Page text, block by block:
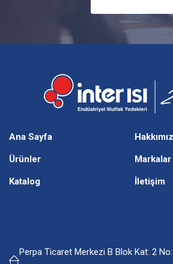
Ana Sayfa
Ürünler Markalar
Katalog İletişim
Perpa Ticaret Merkezi B Blok Kat: 2